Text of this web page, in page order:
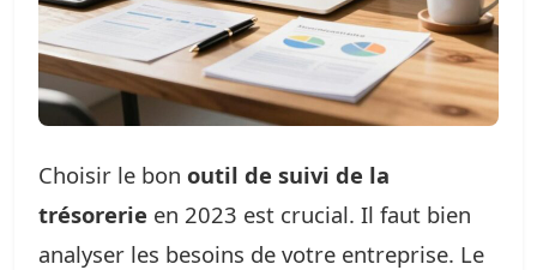
Choisir le bon outil de suivi de la
trésorerie en 2023 est crucial. Il faut bien
analyser les besoins de votre entreprise. Le